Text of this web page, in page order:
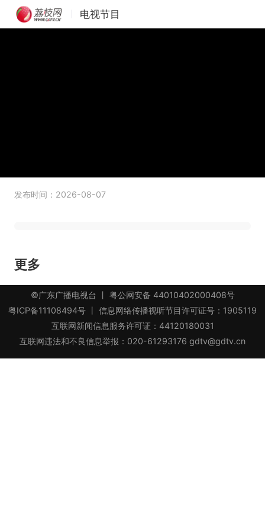
电视节目
发布时间：2026-08-07
更多
©广东广播电视台 丨 粤公网安备 44010402000408号
粤ICP备11108494号 丨 信息网络传播视听节目许可证号：1905119
互联网新闻信息服务许可证：44120180031
互联网违法和不良信息举报：020-61293176 gdtv@gdtv.cn